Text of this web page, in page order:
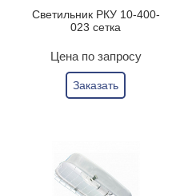
Светильник РКУ 10-400-
023 сетка
Цена по запросу
Заказать